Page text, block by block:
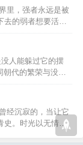
里，强者永远是被
去的弱者想要活下
人能躲过它的摆
代的繁荣与没落,
经沉寂的，当让它
史。时光以无情教